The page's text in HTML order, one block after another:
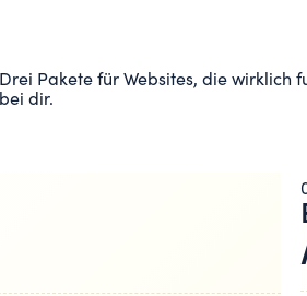
Drei Pakete für Websites, die wirklich
bei dir.